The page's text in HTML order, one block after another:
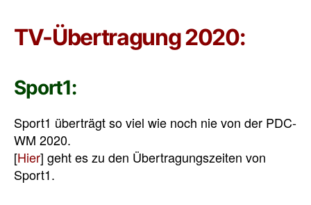
TV-Übertragung 2020:
Sport1:
Sport1 überträgt so viel wie noch nie von der PDC-
WM 2020.
[Hier] geht es zu den Übertragungszeiten von
Sport1.